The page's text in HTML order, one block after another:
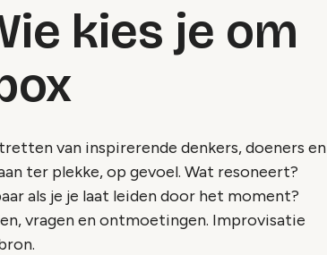
kies je om
van inspirerende denkers, doeners en
ter plekke, op gevoel. Wat resoneert?
als je je laat leiden door het moment?
vragen en ontmoetingen. Improvisatie